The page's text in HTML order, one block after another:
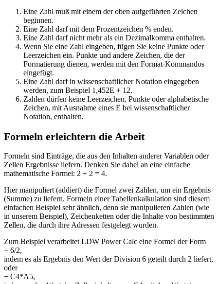
Eine Zahl muß mit einem der oben aufgeführten Zeichen
beginnen.
Eine Zahl darf mit dem Prozentzeichen % enden.
Eine Zahl darf nicht mehr als ein Dezimalkomma enthalten.
Wenn Sie eine Zahl eingeben, fügen Sie keine Punkte oder
Leerzeichen ein. Punkte und andere Zeichen, die der
Formatierung dienen, werden mit den Format-Kommandos
eingefügt.
Eine Zahl darf in wissenschaftlicher Notation eingegeben
werden, zum Beispiel 1,452E + 12.
Zahlen dürfen keine Leerzeichen, Punkte oder alphabetische
Zeichen, mit Ausnahme eines E bei wissenschaftlicher
Notation, enthalten.
Formeln erleichtern die Arbeit
Formeln sind Einträge, die aus den Inhalten anderer Variablen oder
Zellen Ergebnisse liefern. Denken Sie dabei an eine einfache
mathematische Formel: 2 + 2 = 4.
Hier manipuliert (addiert) die Formel zwei Zahlen, um ein Ergebnis
(Summe) zu liefern. Formeln einer Tabellenkalkulation sind diesem
einfachen Beispiel sehr ähnlich, denn sie manipulieren Zahlen (wie
in unserem Beispiel), Zeichenketten oder die Inhalte von bestimmten
Zellen, die durch ihre Adressen festgelegt wurden.
Zum Beispiel verarbeitet LDW Power Calc eine Formel der Form
+ 6/2,
indem es als Ergebnis den Wert der Division 6 geteilt durch 2 liefert,
oder
+ C4*A5,